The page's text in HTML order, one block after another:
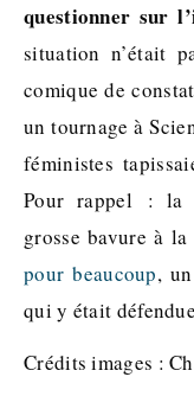
questionner sur
situation n’était
comique de
un tournage à
féministes
Pour rappel : la
grosse bavure à
pour beaucoup,
qui y était
Crédits images :